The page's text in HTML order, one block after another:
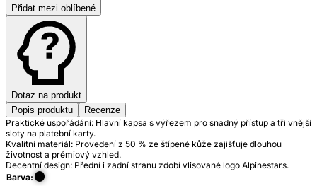
Přidat mezi oblíbené
Dotaz na produkt
Popis produktu
Recenze
Praktické uspořádání: Hlavní kapsa s výřezem pro snadný přístup a tři vnější
sloty na platební karty.
Kvalitní materiál: Provedení z 50 % ze štípené kůže zajišťuje dlouhou
životnost a prémiový vzhled.
Decentní design: Přední i zadní stranu zdobí vlisované logo Alpinestars.
Barva: